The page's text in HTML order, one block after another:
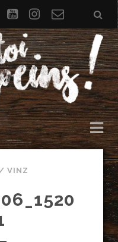
youtubeinstagram
de
contact
/VINZ